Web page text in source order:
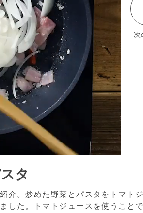
次
タ
介。炒めた野菜とパスタをトマト
した。トマトジュースを使うこと